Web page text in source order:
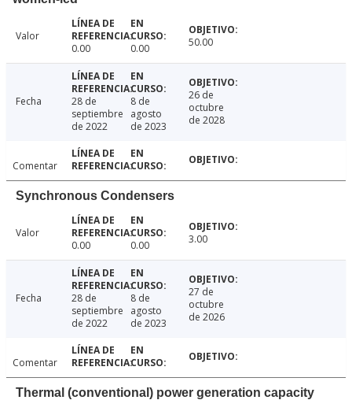
Valor
0.00
0.00 50.00
Fecha
28 de
septiembre
de 2022
8 de
agosto
de 2023
26 de
octubre
de 2028
Comentar
Synchronous Condensers
Valor
0.00
0.00 3.00
Fecha
28 de
septiembre
de 2022
8 de
agosto
de 2023
27 de
octubre
de 2026
Comentar
Thermal (conventional) power generation capacity